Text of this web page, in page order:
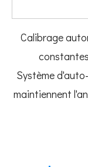
Calibrage
Système
maintiennent